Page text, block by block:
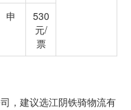
申
530
元/
票
，建议选江阴铁骑物流有